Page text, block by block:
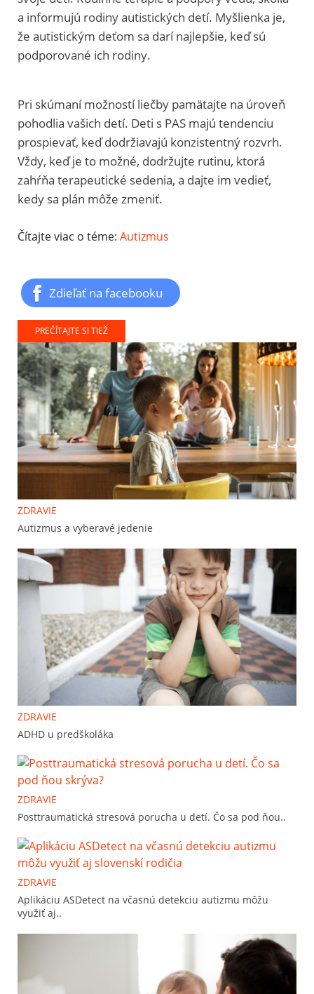
a informujú rodiny autistických detí. Myšlienka je,
že autistickým deťom sa darí najlepšie, keď sú
podporované ich rodiny.
Pri skúmaní možností liečby pamätajte na úroveň
pohodlia vašich detí. Deti s PAS majú tendenciu
prospievať, keď dodržiavajú konzistentný rozvrh.
Vždy, keď je to možné, dodržujte rutinu, ktorá
zahŕňa terapeutické sedenia, a dajte im vedieť,
kedy sa plán môže zmeniť.
Čítajte viac o téme: Autizmus
Zdieľať na facebooku
PREČÍTAJTE SI TIEŽ
ZDRAVIE
Autizmus a vyberavé jedenie
ZDRAVIE
ADHD u predškoláka
ZDRAVIE
Posttraumatická stresová porucha u detí. Čo sa pod ňou..
ZDRAVIE
Aplikáciu ASDetect na včasnú detekciu autizmu môžu
využiť aj..